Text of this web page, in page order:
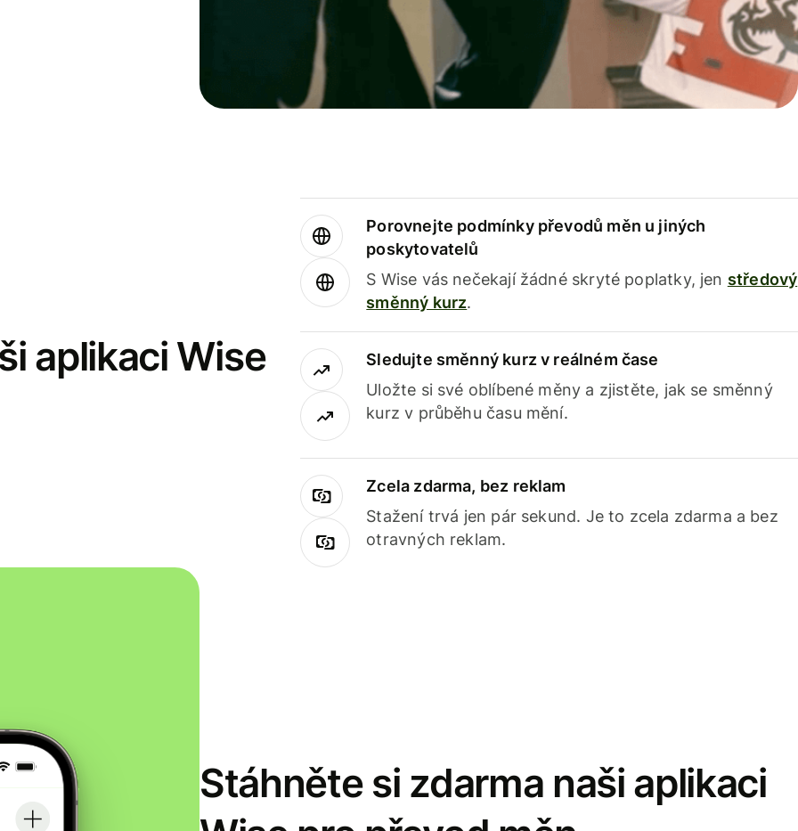
aplikaci Wise
Porovnejte podmínky převodů měn u jiných
poskytovatelů
S Wise vás nečekají žádné skryté poplatky, jen středový
směnný kurz.
Sledujte směnný kurz v reálném čase
Uložte si své oblíbené měny a zjistěte, jak se směnný
kurz v průběhu času mění.
Zcela zdarma, bez reklam
Stažení trvá jen pár sekund. Je to zcela zdarma a bez
otravných reklam.
Stáhněte si zdarma naši aplikaci